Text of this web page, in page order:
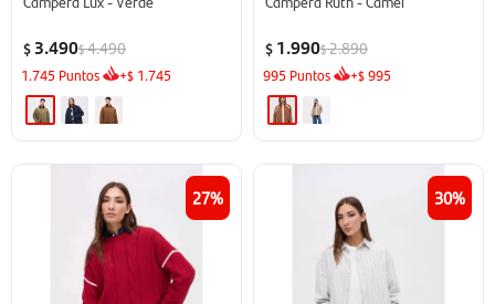
$ 3.490$4.490
1.745 Puntos +$ 1.745
$ 1.990$2.890
995 Puntos +$995
27 30